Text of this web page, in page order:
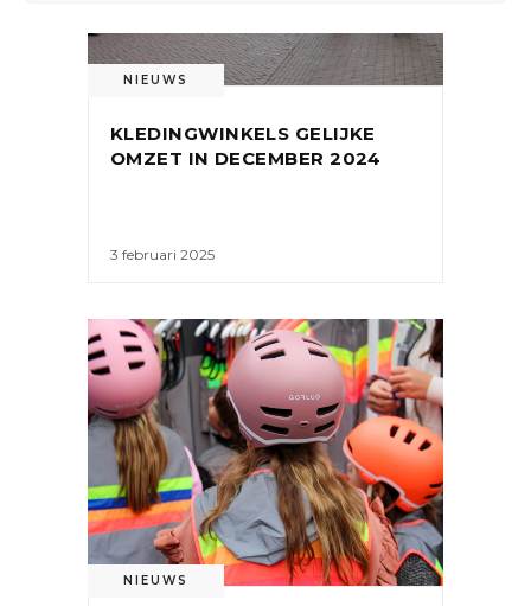
NIEUWS
KLEDINGWINKELS GELIJKE
OMZET IN DECEMBER 2024
3 februari 2025
NIEUWS